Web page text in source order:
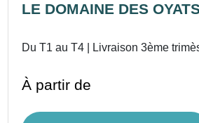
LE DOMAINE DES
Du T1 au T4 | Livraison 3ème
À partir de